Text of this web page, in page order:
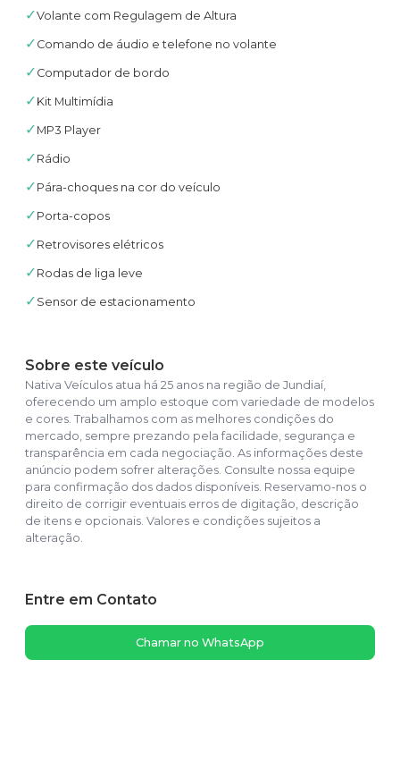
✓Volante com Regulagem de Altura
✓ Comando de áudio e telefone no volante
✓ Computador de bordo
✓ Kit Multimídia
✓ MP3 Player
✓ Rádio
✓ Pára-choques na cor do veículo
✓ Porta-copos
✓ Retrovisores elétricos
✓ Rodas de liga leve
✓ Sensor de estacionamento
Sobre este veículo
Nativa Veículos atua há 25 anos na região de Jundiaí,
oferecendo um amplo estoque com variedade de modelos
e cores. Trabalhamos com as melhores condições do
mercado, sempre prezando pela facilidade, segurança e
transparência em cada negociação. As informações deste
anúncio podem sofrer alterações. Consulte nossa equipe
para confirmação dos dados disponíveis. Reservamo-nos o
direito de corrigir eventuais erros de digitação, descrição
de itens e opcionais. Valores e condições sujeitos a
alteração.
Entre em Contato
Chamar no WhatsApp